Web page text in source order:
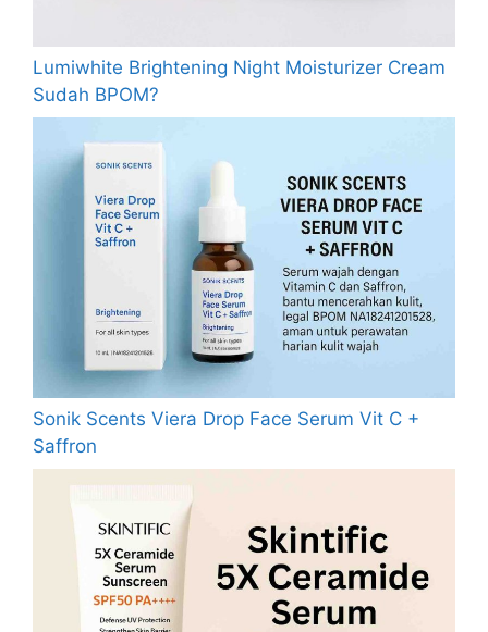
Lumiwhite Brightening Night Moisturizer Cream
Sudah BPOM?
Sonik Scents Viera Drop Face Serum Vit C +
Saffron